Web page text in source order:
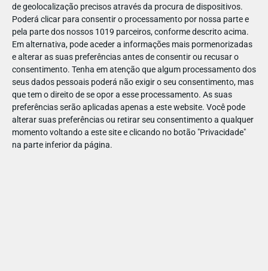
de geolocalização precisos através da procura de dispositivos.
Poderá clicar para consentir o processamento por nossa parte e
pela parte dos nossos 1019 parceiros, conforme descrito acima.
Em alternativa, pode aceder a informações mais pormenorizadas
e alterar as suas preferências antes de consentir ou recusar o
consentimento. Tenha em atenção que algum processamento dos
seus dados pessoais poderá não exigir o seu consentimento, mas
que tem o direito de se opor a esse processamento. As suas
preferências serão aplicadas apenas a este website. Você pode
alterar suas preferências ou retirar seu consentimento a qualquer
momento voltando a este site e clicando no botão "Privacidade"
na parte inferior da página.
📅 8 a 16 ago.
💰 0€ (até aos 10 anos), 8€ (dia), 15€ (semana)
Festas do Povo, Campo Maior
🙋‍♀️ Todos os públicos
2.Festivais e curiosos animais!